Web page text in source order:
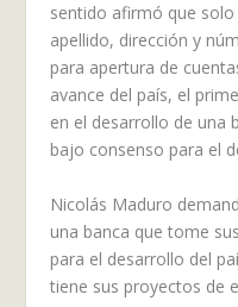
sentido afirmó que
apellido, dirección y
para apertura de
avance del país, el
en el desarrollo de una
bajo consenso para el
Nicolás Maduro
una banca que tome
para el desarrollo del
tiene sus proyectos de